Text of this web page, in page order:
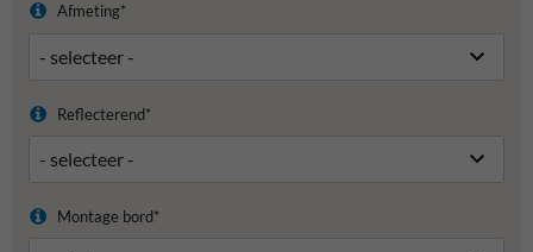
Afmeting*
Reflecterend*
Montage bord*